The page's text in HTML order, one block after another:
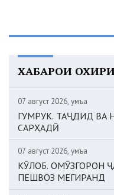
ХАБАРҲОИ
07 август 2026, Ҷумъа
ГУМРУК. ТАҶДИД ВА
САРҲАДӢ
07 август 2026, Ҷумъа
КӮЛОБ. ОМӮЗГОРОН
ПЕШВОЗ МЕГИРАНД